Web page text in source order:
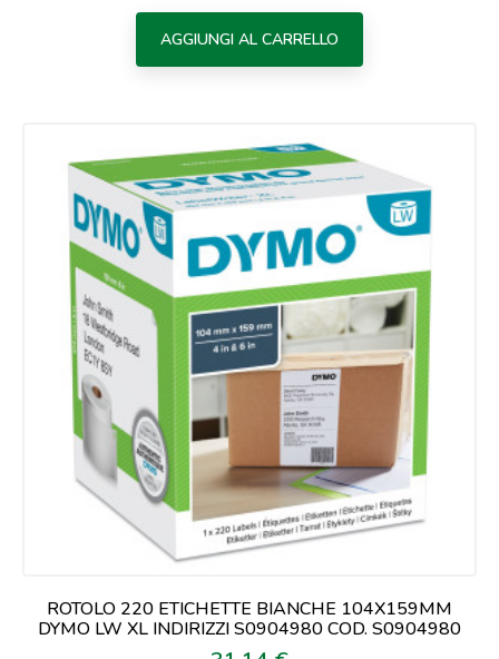
AGGIUNGI AL CARRELLO
ROTOLO 220 ETICHETTE BIANCHE 104X159MM
DYMO LW XL INDIRIZZI S0904980 COD. S0904980